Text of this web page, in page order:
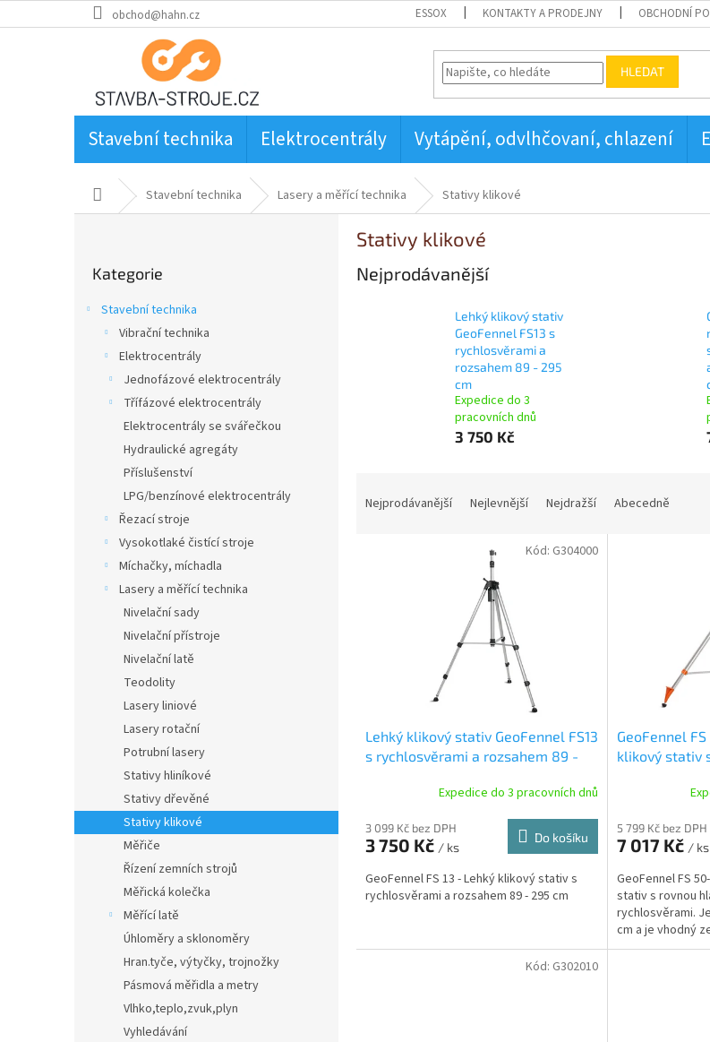
na
obchod@hahn.cz ESSOX KONTAKTY A PRODEJNY OBCHODNÍ
HLEDAT
Stavební technika Elektrocentrály Vytápění, odvlhčovaní, chlazení
Domů Stavební technika Lasery a měřící technika Stativy klikové
kategorie
Kategorie
Stavební technika
Vibrační technika
Elektrocentrály
Jednofázové elektrocentrály
Třífázové elektrocentrály
Elektrocentrály se svářečkou
Hydraulické agregáty
Příslušenství
LPG/benzínové elektrocentrály
Řezací stroje
Vysokotlaké čistící stroje
Míchačky, míchadla
Lasery a měřící technika
Nivelační sady
Nivelační přístroje
Nivelační latě
Teodolity
Lasery liniové
Lasery rotační
Potrubní lasery
Stativy hliníkové
Stativy dřevěné
Stativy klikové
Měřiče
Řízení zemních strojů
Měřická kolečka
Měřící latě
Úhloměry a sklonoměry
Hran.tyče, výtyčky, trojnožky
Pásmová měřidla a metry
Vlhko,teplo,zvuk,plyn
Vyhledávání
Stativy klikové
Nejprodávanější
Lehký klikový stativ
GeoFennel FS13 s
rychlosvěrami a
rozsahem 89 - 295
cm
Expedice do 3
pracovních dnů
3 750 Kč
Nejprodávanější Nejlevnější Nejdražší Abecedně
Lehký klikový stativ GeoFennel FS13
s rychlosvěrami a rozsahem 89 -
Expedice do 3 pracovních dnů
3 099 Kč bez DPH
3 750 Kč / ks
Do košíku
GeoFennel FS 13 - Lehký klikový stativ s
rychlosvěrami a rozsahem 89 - 295 cm
Kód: G304000
GeoFennel
klikový stativ
5 799 Kč bez DPH
7 017 Kč / ks
GeoFennel FS
stativ s rovnou
rychlosvěrami.
cm a je vhodný
přístroje,...
Kód: G302010